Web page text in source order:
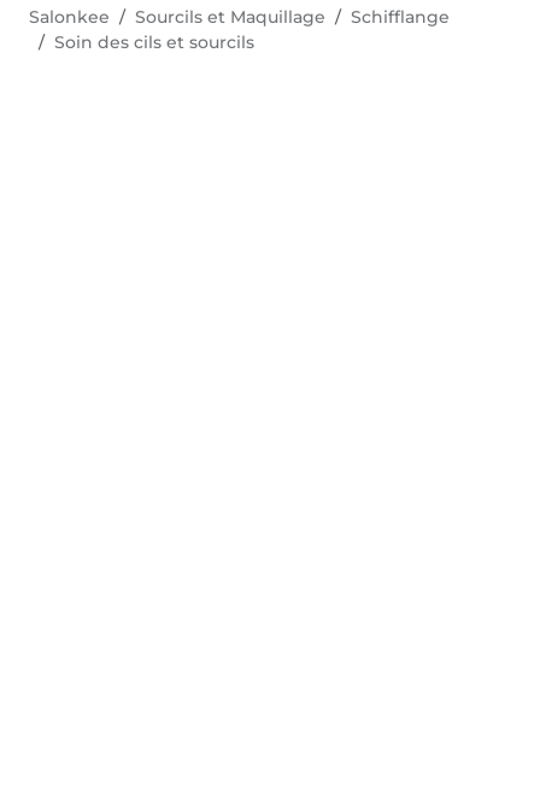
Salonkee Sourcils et Maquillage
Schifflange
Soin des cils et sourcils